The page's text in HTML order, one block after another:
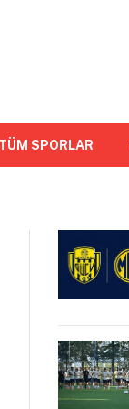
TÜM SPORLAR